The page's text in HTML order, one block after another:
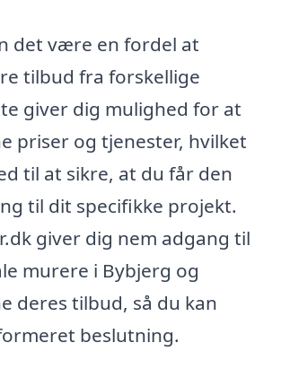
det være en fordel at
tilbud fra forskellige
giver dig mulighed for at
priser og tjenester, hvilket
til at sikre, at du får den
til dit specifikke projekt.
giver dig nem adgang til
murere i Bybjerg og
deres tilbud, så du kan
beslutning.